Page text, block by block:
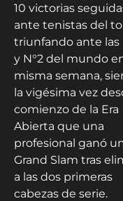
10 victorias
ante tenistas del
triunfando ante las
y N°2 del mundo
misma semana,
la vigésima vez
comienzo de la Era
Abierta que una
profesional ganó
Grand Slam tras
a las dos primeras
cabezas de serie.